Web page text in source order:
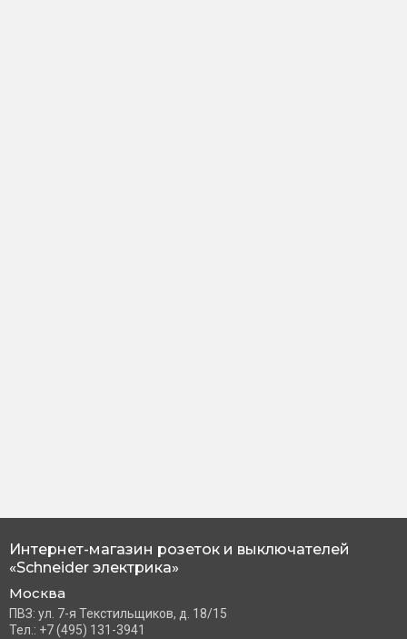
Интернет-магазин розеток и выключателей
«Schneider электрика»
Москва
ПВЗ: ул. 7-я Текстильщиков, д. 18/15
Тел.: +7 (495) 131-3941